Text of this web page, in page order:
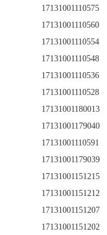
17131001110575
17131001110560
17131001110554
17131001110548
17131001110536
17131001110528
17131001180013
17131001179040
17131001110591
17131001179039
17131001151215
17131001151212
17131001151207
17131001151202